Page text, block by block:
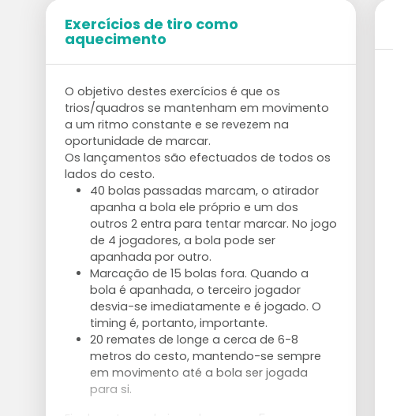
Exercícios de tiro como
aquecimento
O objetivo destes exercícios é que os
trios/quadros se mantenham em movimento
a um ritmo constante e se revezem na
oportunidade de marcar.
Os lançamentos são efectuados de todos os
lados do cesto.
40 bolas passadas marcam, o atirador
apanha a bola ele próprio e um dos
outros 2 entra para tentar marcar. No jogo
de 4 jogadores, a bola pode ser
apanhada por outro.
Marcação de 15 bolas fora. Quando a
bola é apanhada, o terceiro jogador
desvia-se imediatamente e é jogado. O
timing é, portanto, importante.
20 remates de longe a cerca de 6-8
metros do cesto, mantendo-se sempre
em movimento até a bola ser jogada
para si.